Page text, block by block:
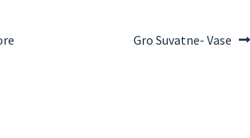
Gro Suvatne- Vase